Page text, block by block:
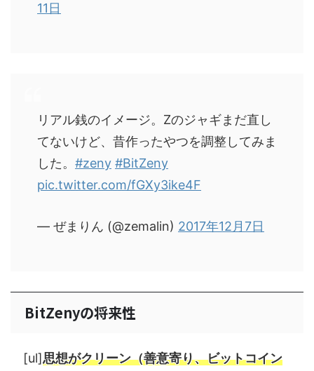
11日
リアル銭のイメージ。Zのジャギまだ直し
てないけど、昔作ったやつを調整してみま
した。 #zeny #BitZeny
pic.twitter.com/fGXy3ike4F
— ぜまりん (@zemalin) 2017年12月7日
BitZenyの将来性
[ul]思想がクリーン（善意寄り、ビットコイン